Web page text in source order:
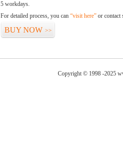
5 workdays.
For detailed process, you can “visit here” or contact
BUY NOW >>
Copyright © 1998 -2025